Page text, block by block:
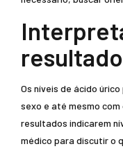
Os níveis de ácido
sexo e até mesmo
resultados indicarem
médico para discutir o